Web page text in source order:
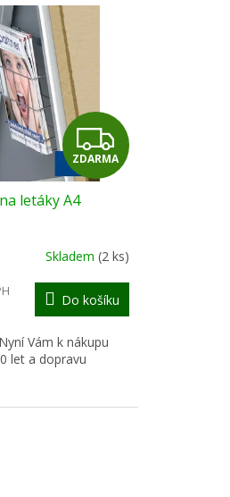
Z
D
R
M
A
ZDARMA
letáky A4
Skladem (2 ks)
Do košíku
Vám k nákupu
let a dopravu